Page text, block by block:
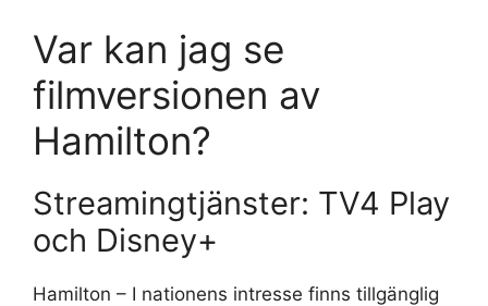
Var kan jag se
filmversionen av
Hamilton?
Streamingtjänster: TV4 Play
och Disney+
Hamilton – I nationens intresse finns tillgänglig